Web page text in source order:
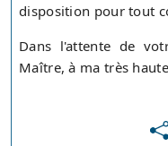
disposition pour tout
Dans l'attente de
Maître, à ma très